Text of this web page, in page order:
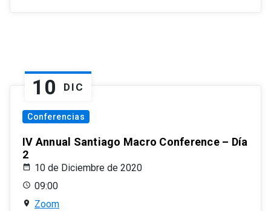
10 DIC
Conferencias
IV Annual Santiago Macro Conference – Día
2
10 de Diciembre de 2020
09:00
Zoom